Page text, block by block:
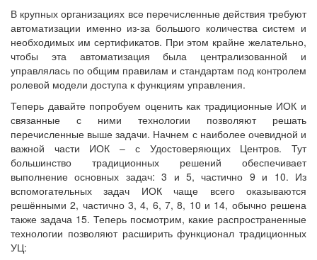
В крупных организациях все перечисленные действия требуют
автоматизации именно из-за большого количества систем и
необходимых им сертификатов. При этом крайне желательно,
чтобы эта автоматизация была централизованной и
управлялась по общим правилам и стандартам под контролем
ролевой модели доступа к функциям управления.
Теперь давайте попробуем оценить как традиционные ИОК и
связанные с ними технологии позволяют решать
перечисленные выше задачи. Начнем с наиболее очевидной и
важной части ИОК – с Удостоверяющих Центров. Тут
большинство традиционных решений обеспечивает
выполнение основных задач: 3 и 5, частично 9 и 10. Из
вспомогательных задач ИОК чаще всего оказываются
решёнными 2, частично 3, 4, 6, 7, 8, 10 и 14, обычно решена
также задача 15. Теперь посмотрим, какие распространенные
технологии позволяют расширить функционал традиционных
УЦ: